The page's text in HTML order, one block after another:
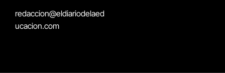
redaccion@eldiariodelaed
ucacion.com